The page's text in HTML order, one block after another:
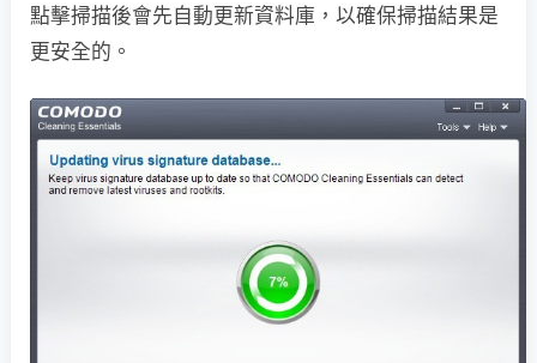
點擊掃描後會先自動更新資料庫，以確保掃描結果是
更安全的。